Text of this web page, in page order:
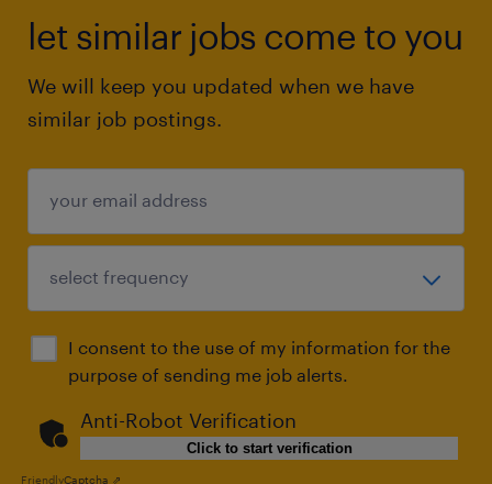
let similar jobs come to you
We will keep you updated when we have
similar job postings.
I consent to the use of my information for the
purpose of sending me job alerts.
Anti-Robot Verification
Click to start verification
FriendlyCaptcha ⇗